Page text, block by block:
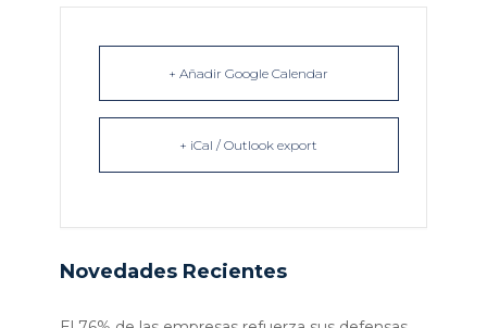
+ Añadir Google Calendar
+ iCal / Outlook export
Novedades Recientes